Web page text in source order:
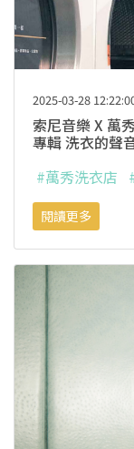
2025-03-28
索尼音樂 X 萬
專輯 洗衣的聲
#萬秀洗衣店
閱讀更多